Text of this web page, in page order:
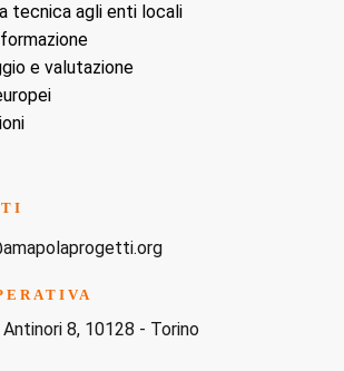
tecnica agli enti locali
e valutazione
Antinori 8, 10128 - Torino